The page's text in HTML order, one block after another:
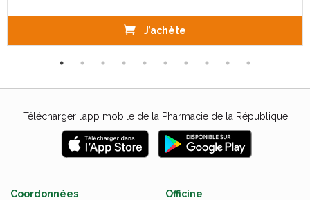
J’achète
Télécharger l’app mobile de la Pharmacie de la République
Coordonnées Officine